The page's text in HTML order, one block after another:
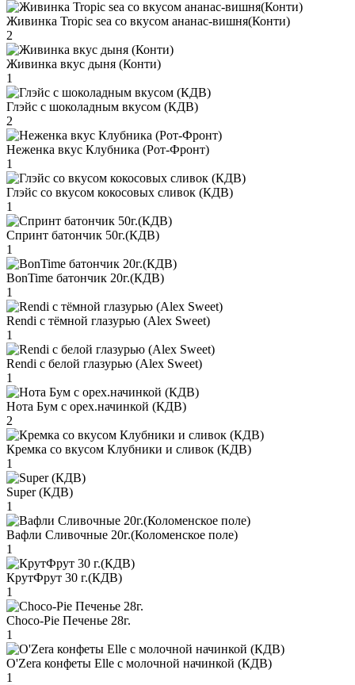
Живинка Tropic sea со вкусом ананас-вишня(Конти)
2
Живинка вкус дыня (Конти)
1
Глэйс с шоколадным вкусом (КДВ)
2
Неженка вкус Клубника (Рот-Фронт)
1
Глэйс со вкусом кокосовых сливок (КДВ)
1
Спринт батончик 50г.(КДВ)
1
BonTime батончик 20г.(КДВ)
1
Rendi с тёмной глазурью (Alex Sweet)
1
Rendi с белой глазурью (Alex Sweet)
1
Нота Бум с орех.начинкой (КДВ)
2
Кремка со вкусом Клубники и сливок (КДВ)
1
Super (КДВ)
1
Вафли Сливочные 20г.(Коломенское поле)
1
КрутФрут 30 г.(КДВ)
1
Choco-Pie Печенье 28г.
1
O'Zera конфеты Elle с молочной начинкой (КДВ)
1